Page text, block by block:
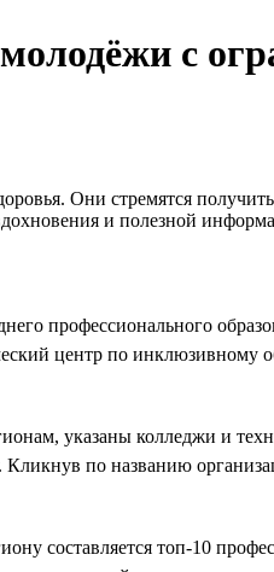
с
Они стремятся
и полезной
профессионального
центр по
указаны колледжи и
по названию
составляется топ-10